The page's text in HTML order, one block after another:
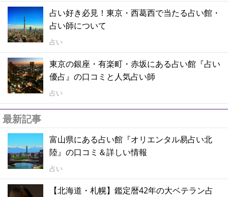
占い好き必見！東京・西葛西で当たる占い館・
占い師について
占い
東京の銀座・有楽町・赤坂にある占い館『占い
優占』の口コミと人気占い師
占い
最新記事
富山県にある占い館『オリエンタル易占い北
陸』の口コミ＆詳しい情報
占い
【北海道・札幌】鑑定暦42年の大ベテラン占